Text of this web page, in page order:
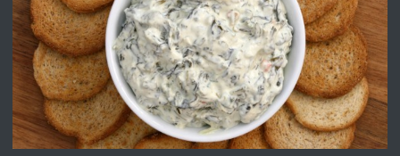
ПРЕДЛАГА Под НАЕМ двустаен Орфей
преди 3 дни
ПРЕДЛАГА
Нов апартамент на ул. Липа до